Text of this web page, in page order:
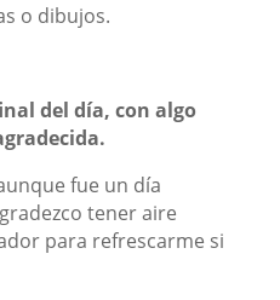
o dibujos.
del día, con algo
fue un día
tener aire
para refrescarme si